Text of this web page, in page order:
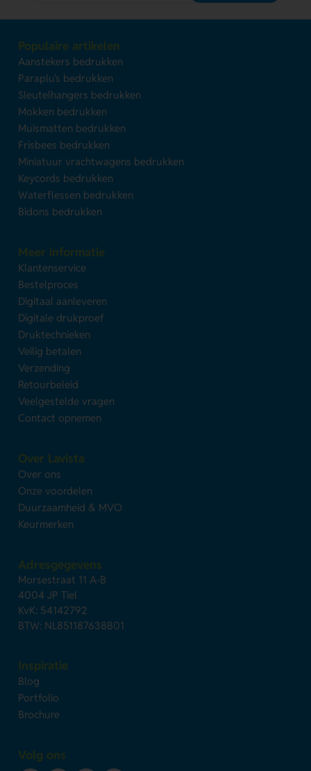
Populaire artikelen
Aanstekers bedrukken
Paraplu's bedrukken
Sleutelhangers bedrukken
Mokken bedrukken
Muismatten bedrukken
Frisbees bedrukken
Miniatuur vrachtwagens bedrukken
Keycords bedrukken
Waterflessen bedrukken
Bidons bedrukken
Meer informatie
Klantenservice
Bestelproces
Digitaal aanleveren
Digitale drukproef
Druktechnieken
Veilig betalen
Verzending
Retourbeleid
Veelgestelde vragen
Contact opnemen
Over Lavista
Over ons
Onze voordelen
Duurzaamheid & MVO
Keurmerken
Adresgegevens
Morsestraat 11 A-B
4004 JP Tiel
KvK: 54142792
BTW: NL851187638B01
Inspiratie
Blog
Portfolio
Brochure
Volg ons